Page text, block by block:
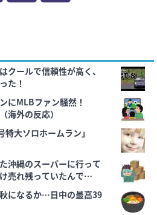
クールで信頼性が高く、
た！
にMLBファン騒然！
外の反応）
大ソロホームラン」
沖縄のスーパーに行って
売れ残っていたんで
になるか…日中の最高39